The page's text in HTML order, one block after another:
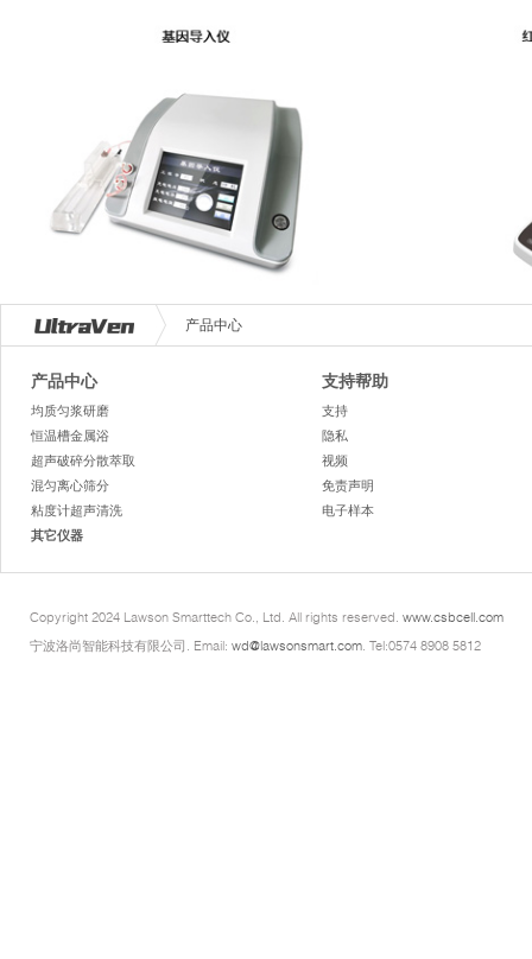
产品中心
产品中心
均质匀浆研磨
恒温槽金属浴
超声破碎分散萃取
混匀离心筛分
粘度计超声清洗
其它仪器
支持帮助
支持
隐私
视频
免责声明
电子样本
Copyright 2024 Lawson Smarttech Co., Ltd. All rights reserved. www.csbcell.com
宁波洛尚智能科技有限公司. Email: wd@lawsonsmart.com . Tel:0574 8908 5812